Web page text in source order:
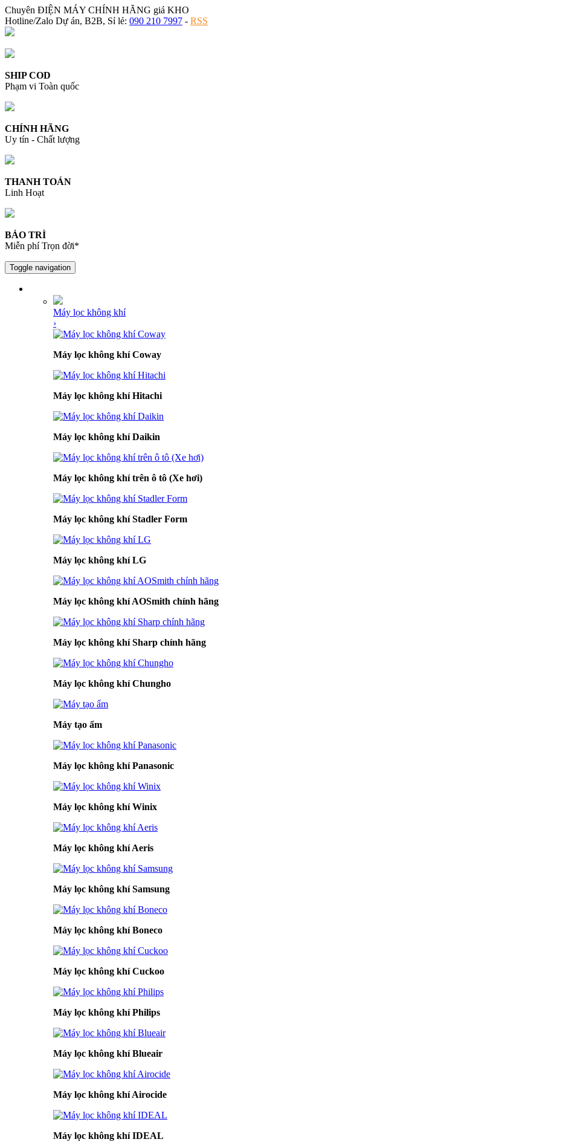
Chuyên ĐIỆN MÁY CHÍNH HÃNG giá KHO
Hotline/Zalo Dự án, B2B, Sỉ lẻ: 090 210 7997 - RSS
SHIP COD
Phạm vi Toàn quốc
CHÍNH HÃNG
Uy tín - Chất lượng
THANH TOÁN
Linh Hoạt
BẢO TRÌ
Miễn phí Trọn đời*
Toggle navigation
Máy lọc không khí
›
Máy lọc không khí Coway
Máy lọc không khí Hitachi
Máy lọc không khí Daikin
Máy lọc không khí trên ô tô (Xe hơi)
Máy lọc không khí Stadler Form
Máy lọc không khí LG
Máy lọc không khí AOSmith chính hãng
Máy lọc không khí Sharp chính hãng
Máy lọc không khí Chungho
Máy tạo ẩm
Máy lọc không khí Panasonic
Máy lọc không khí Winix
Máy lọc không khí Aeris
Máy lọc không khí Samsung
Máy lọc không khí Boneco
Máy lọc không khí Cuckoo
Máy lọc không khí Philips
Máy lọc không khí Blueair
Máy lọc không khí Airocide
Máy lọc không khí IDEAL